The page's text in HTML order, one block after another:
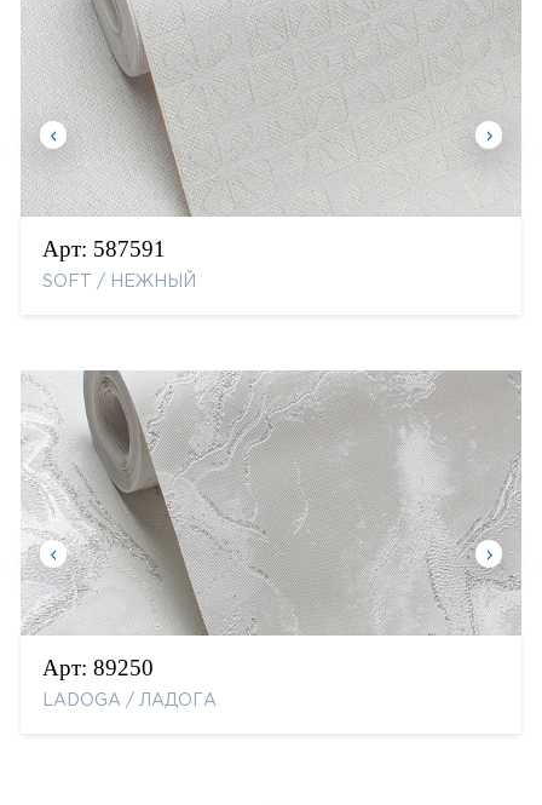
Арт: 587591
SOFT / НЕЖНЫЙ
Арт: 89250
LADOGA / ЛАДОГА